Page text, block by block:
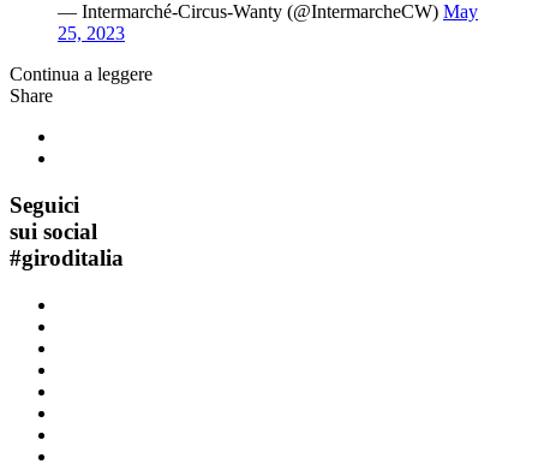
— Intermarché-Circus-Wanty (@IntermarcheCW) May
25, 2023
Continua a leggere
Share
Seguici
sui social
#giroditalia